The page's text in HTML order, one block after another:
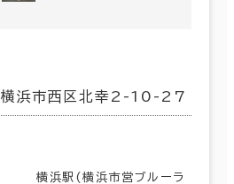
横浜市西区北幸2-10-27
横浜駅(横浜市営ブルーラ